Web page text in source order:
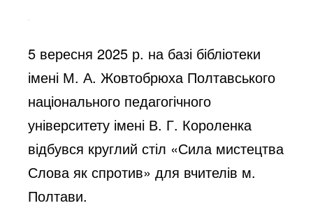
5 вересня 2025 р. на базі бібліотеки
імені М. А. Жовтобрюха Полтавського
національного педагогічного
університету імені В. Г. Короленка
відбувся круглий стіл «Сила мистецтва
Слова як спротив» для вчителів м.
Полтави.